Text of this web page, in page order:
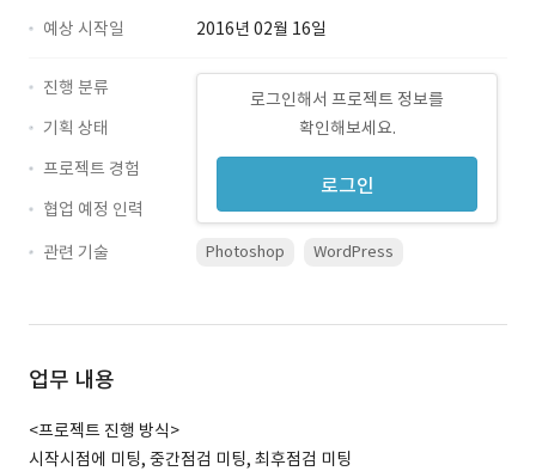
예상 시작일
2016년 02월 16일
로그인해서 프로젝트 정보를
확인해보세요.
로그인
진행 분류
기획 상태
프로젝트 경험
협업 예정 인력
관련 기술
Photoshop WordPress
업무 내용
<프로젝트 진행 방식>
시작시점에 미팅, 중간점검 미팅, 최후점검 미팅